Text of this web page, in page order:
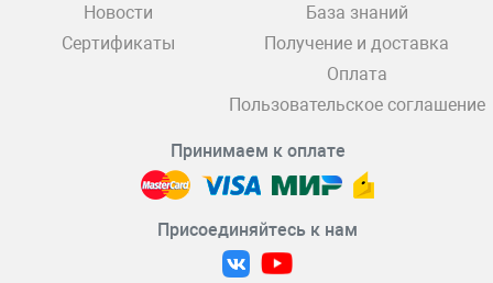
Новости
Сертификаты
База знаний
Получение и доставка
Оплата
Пользовательское соглашение
Принимаем к оплате
Присоединяйтесь к нам